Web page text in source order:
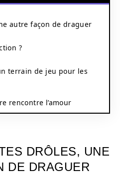
autre façon de draguer
?
terrain de jeu pour les
rencontre l’amour
DRÔLES, UNE
DE DRAGUER